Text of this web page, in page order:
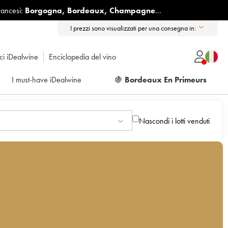
Borgogna, Bordeaux, Champagne...
I prezzi sono visualizzati per una consegna in:
iDealwine Enciclopedia del vino
I must-have iDealwine 🍇 Bordeaux En Primeurs
Nascondi i lotti venduti